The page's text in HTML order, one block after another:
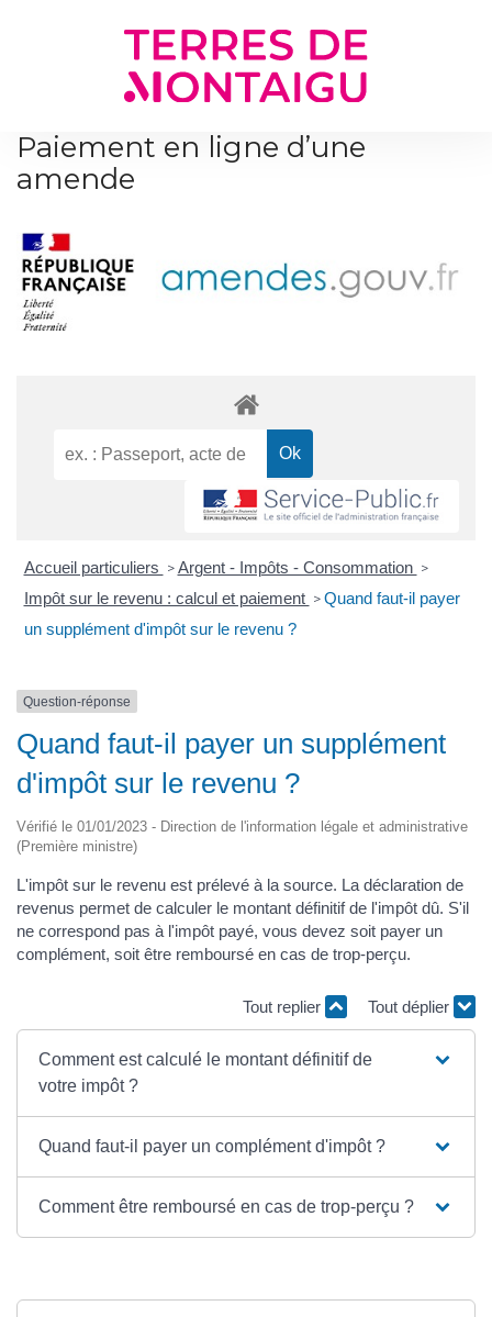
Paiement en ligne d’une
amende
Accueil particuliers > Argent - Impôts - Consommation >
Impôt sur le revenu : calcul et paiement > Quand faut-il payer
un supplément d'impôt sur le revenu ?
Question-réponse
Quand faut-il payer un supplément
d'impôt sur le revenu ?
Vérifié le 01/01/2023 - Direction de l'information légale et administrative
(Première ministre)
L'impôt sur le revenu est prélevé à la source. La déclaration de
revenus permet de calculer le montant définitif de l'impôt dû. S'il
ne correspond pas à l'impôt payé, vous devez soit payer un
complément, soit être remboursé en cas de trop-perçu.
Tout replier Tout déplier
Comment est calculé le montant définitif de
votre impôt ?
Quand faut-il payer un complément d'impôt ?
Comment être remboursé en cas de trop-perçu ?